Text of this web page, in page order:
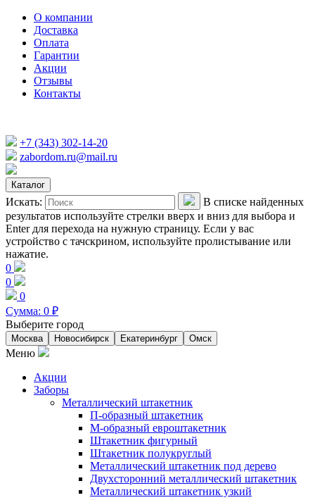
О компании
Доставка
Оплата
Гарантии
Акции
Отзывы
Контакты
+7 (343) 302-14-20
zabordom.ru@mail.ru
Каталог
Искать:
В списке найденных
результатов используйте стрелки вверх и вниз для выбора и
Enter для перехода на нужную страницу. Если у вас
устройство с тачскрином, используйте пролистывание или
нажатие.
0
0
0
Сумма: 0 ₽
Выберите город
Москва Новосибирск Екатеринбург Омск
Меню
Акции
Заборы
Металлический штакетник
П-образный штакетник
М-образный евроштакетник
Штакетник фигурный
Штакетник полукруглый
Металлический штакетник под дерево
Двухсторонний металлический штакетник
Металлический штакетник узкий